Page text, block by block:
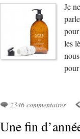
Je
les
2346 commentaires
Une fin